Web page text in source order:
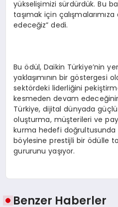
yükselişimizi sürdürdük. Bu
taşımak için
edeceğiz” dedi.
Bu ödül, Daikin Türkiye’nin
yaklaşımının bir göstergesi
sektördeki liderliğini
kesmeden devam
Türkiye, dijital dünyada
oluşturma, müşterileri ve
kurma hedefi doğrultusunda
böylesine prestijli bir ödülle
gururunu yaşıyor.
Benzer Haberler